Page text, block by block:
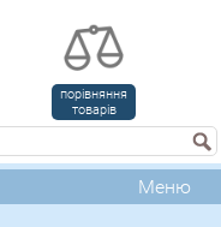
порівняння
товарів
Меню